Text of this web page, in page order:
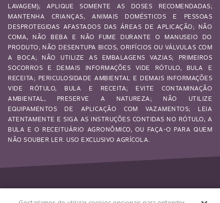
LAVAGEM); APLIQUE SOMENTE AS DOSES RECOMENDADAS;
MANTENHA CRIANÇAS, ANIMAIS DOMÉSTICOS E PESSOAS
DESPROTEGIDAS AFASTADOS DAS ÁREAS DE APLICAÇÃO; NÃO
COMA, NÃO BEBA E NÃO FUME DURANTE O MANUSEIO DO
PRODUTO; NÃO DESENTUPA BICOS, ORIFÍCIOS OU VÁLVULAS COM
A BOCA; NÃO UTILIZE AS EMBALAGENS VAZIAS; PRIMEIROS
SOCORROS E DEMAIS INFORMAÇÕES VIDE RÓTULO, BULA E
RECEITA; PERICULOSIDADE AMBIENTAL E DEMAIS INFORMAÇÕES
VIDE RÓTULO, BULA E RECEITA; EVITE CONTAMINAÇÃO
AMBIENTAL, PRESERVE A NATUREZA; NÃO UTILIZE
EQUIPAMENTOS DE APLICAÇÃO COM VAZAMENTOS; LEIA
ATENTAMENTE E SIGA AS INSTRUÇÕES CONTIDAS NO RÓTULO, A
BULA E O RECEITUÁRIO AGRONÔMICO, OU FAÇA-O PARA QUEM
NÃO SOUBER LER. USO EXCLUSIVO AGRÍCOLA.